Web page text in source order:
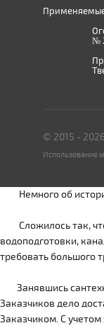
№
© 2015 -
Использование
Немного об
Сложилось так, что
водоподготовки,
требовать большого
Занявшись
Заказчиков дело
Заказчиком. С